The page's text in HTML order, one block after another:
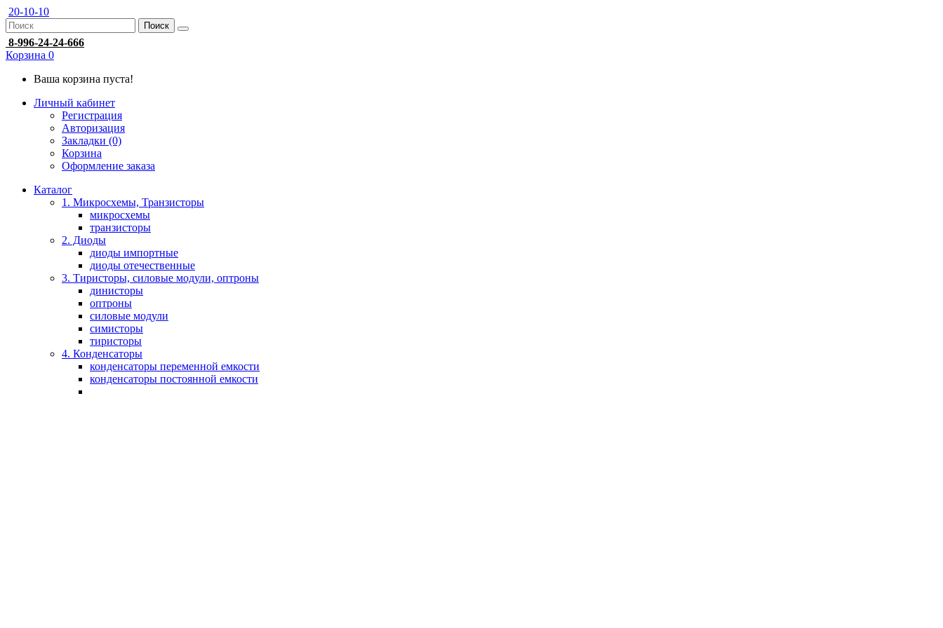
20-10-10
Поиск
8-996-24-24-666
Корзина 0
Ваша корзина пуста!
Личный кабинет
Регистрация
Авторизация
Закладки (0)
Корзина
Оформление заказа
Каталог
1. Микросхемы, Транзисторы
микросхемы
транзисторы
2. Диоды
диоды импортные
диоды отечественные
3. Тиристоры, силовые модули, оптроны
динисторы
оптроны
силовые модули
симисторы
тиристоры
4. Конденсаторы
конденсаторы переменной емкости
конденсаторы постоянной емкости